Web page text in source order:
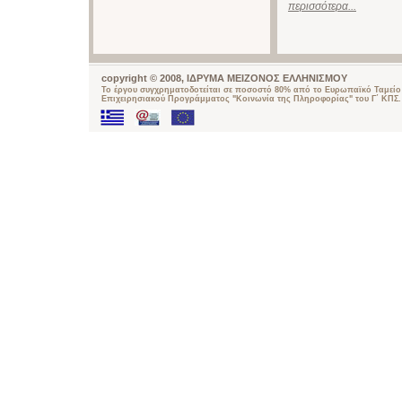
περισσότερα...
copyright © 2008, ΙΔΡΥΜΑ ΜΕΙΖΟΝΟΣ ΕΛΛΗΝΙΣΜΟΥ
Το έργου συγχρηματοδοτείται σε ποσοστό 80% από το Ευρωπαϊκό
Επιχειρησιακού Προγράμματος "Κοινωνία της Πληροφορίας" του Γ΄ ΚΠΣ.